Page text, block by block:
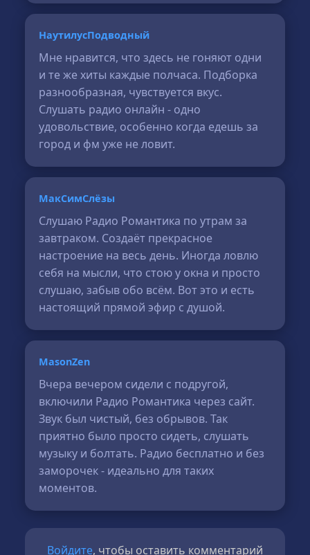
НаутилусПодводный
Мне нравится, что здесь не гоняют одни
и те же хиты каждые полчаса. Подборка
разнообразная, чувствуется вкус.
Слушать радио онлайн - одно
удовольствие, особенно когда едешь за
город и фм уже не ловит.
МакСимСлёзы
Слушаю Радио Романтика по утрам за
завтраком. Создаёт прекрасное
настроение на весь день. Иногда ловлю
себя на мысли, что стою у окна и просто
слушаю, забыв обо всём. Вот это и есть
настоящий прямой эфир с душой.
MasonZen
Вчера вечером сидели с подругой,
включили Радио Романтика через сайт.
Звук был чистый, без обрывов. Так
приятно было просто сидеть, слушать
музыку и болтать. Радио бесплатно и без
заморочек - идеально для таких
моментов.
Войдите, чтобы оставить комментарий